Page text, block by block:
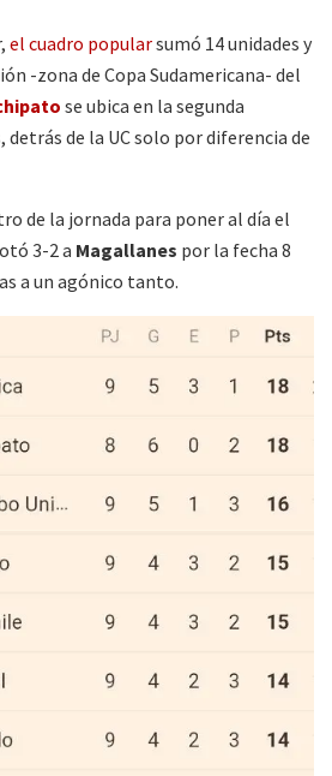
el cuadro popularsumó 14 unidades y
-zona de Copa Sudamericana- del
se ubica en la segunda
de la UC solo por diferencia de
de la jornada para poner al día el
3-2 a Magallanes por la fecha 8
a un agónico tanto.